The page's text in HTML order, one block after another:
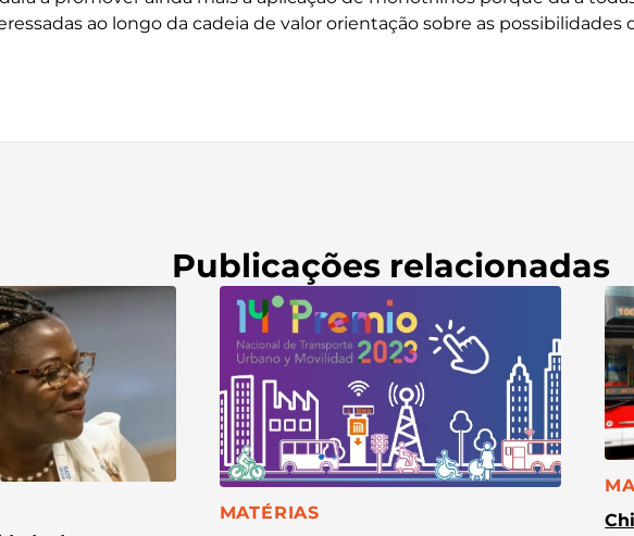
ao longo da cadeia de valor orientação sobre as possibilidades
Publicações relacionadas
CATEGORIA:
MATÉRIAS